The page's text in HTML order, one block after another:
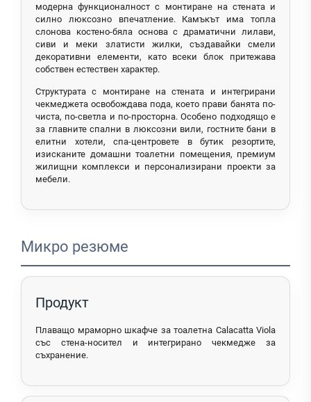
модерна функционалност с монтиране на стената и
силно люксозно впечатление. Камъкът има топла
слонова костено-бяла основа с драматични лилави,
сиви и меки златисти жилки, създавайки смели
декоративни елементи, като всеки блок притежава
собствен естествен характер.
Структурата с монтиране на стената и интегрирани
чекмеджета освобождава пода, което прави банята по-
чиста, по-светла и по-просторна. Особено подходящо е
за главните спални в люксозни вили, гостните бани в
елитни хотели, спа-центровете в бутик резортите,
изисканите домашни тоалетни помещения, премиум
жилищни комплекси и персонализирани проекти за
мебели.
Микро резюме
Продукт
Плаващо мраморно шкафче за тоалетна Calacatta Viola
със стена-носител и интегрирано чекмедже за
съхранение.